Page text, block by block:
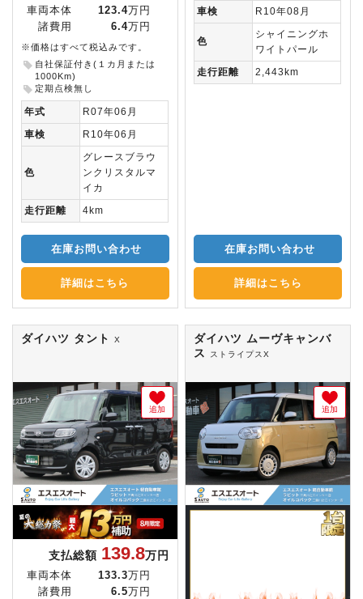
車両本体 123.4万円
諸費用
6.4万円
※価格はすべて税込みです。
自社保証付き(１カ月または
1000Km)
定期点検無し
年式
R07年06月
車検
R10年06月
色
グレースブラウ
ンクリスタルマ
イカ
走行距離
4km
在庫お問い合わせ
詳細はこちら
車検
R10年08月
色
シャイニングホ
ワイトパール
走行距離
2,443km
在庫お問い合わせ
詳細はこちら
ダイハツ タント X
追加
支払総額 139.8万円
車両本体 133.3 万円
諸費用
6.5 万円
ダイハツ ムーヴキャンバ
ス
ストライプスX
追加